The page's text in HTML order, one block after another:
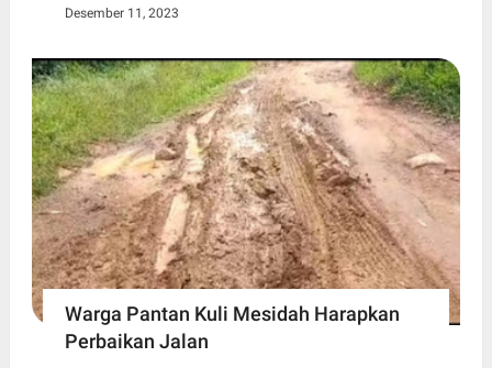
Desember 11, 2023
Warga Pantan Kuli Mesidah Harapkan
Perbaikan Jalan